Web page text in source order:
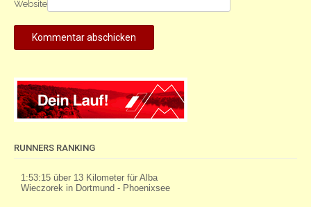
Website
RUNNERS RANKING